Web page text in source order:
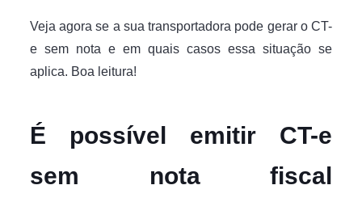
Veja agora se a sua transportadora pode gerar o CT-
e sem nota e em quais casos essa situação se
aplica. Boa leitura!
É possível emitir CT-e
sem nota fiscal